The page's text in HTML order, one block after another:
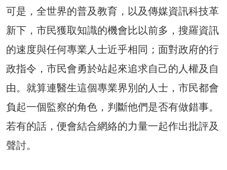
可是，全世界的普及教育，以及傳媒資訊科技革
新下，市民獲取知識的機會比以前多，搜羅資訊
的速度與任何專業人士近乎相同；面對政府的行
政指令，市民會勇於站起來追求自己的人權及自
由。就算連醫生這個專業界別的人士，市民都會
負起一個監察的角色，判斷他們是否有做錯事。
若有的話，便會結合網絡的力量一起作出批評及
聲討。